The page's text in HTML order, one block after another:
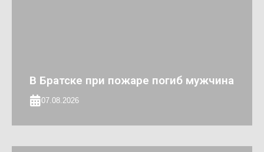
В Братске при пожаре погиб мужчина
07.08.2026